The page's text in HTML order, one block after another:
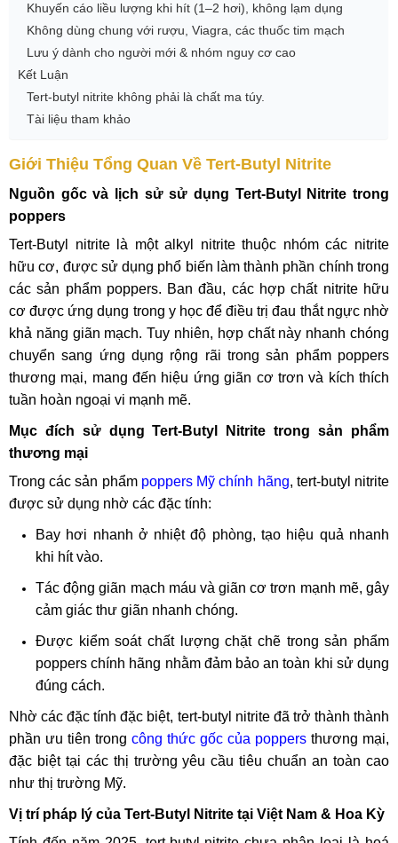
Khuyến cáo liều lượng khi hít (1–2 hơi), không lạm dụng
Không dùng chung với rượu, Viagra, các thuốc tim mạch
Lưu ý dành cho người mới & nhóm nguy cơ cao
Kết Luận
Tert-butyl nitrite không phải là chất ma túy.
Tài liệu tham khảo
Giới Thiệu Tổng Quan Về Tert-Butyl Nitrite
Nguồn gốc và lịch sử sử dụng Tert-Butyl Nitrite trong
poppers
Tert-Butyl nitrite là một alkyl nitrite thuộc nhóm các nitrite
hữu cơ, được sử dụng phổ biến làm thành phần chính trong
các sản phẩm poppers. Ban đầu, các hợp chất nitrite hữu
cơ được ứng dụng trong y học để điều trị đau thắt ngực nhờ
khả năng giãn mạch. Tuy nhiên, hợp chất này nhanh chóng
chuyển sang ứng dụng rộng rãi trong sản phẩm poppers
thương mại, mang đến hiệu ứng giãn cơ trơn và kích thích
tuần hoàn ngoại vi mạnh mẽ.
Mục đích sử dụng Tert-Butyl Nitrite trong sản phẩm
thương mại
Trong các sản phẩm poppers Mỹ chính hãng, tert-butyl nitrite
được sử dụng nhờ các đặc tính:
Bay hơi nhanh ở nhiệt độ phòng, tạo hiệu quả nhanh
khi hít vào.
Tác động giãn mạch máu và giãn cơ trơn mạnh mẽ, gây
cảm giác thư giãn nhanh chóng.
Được kiểm soát chất lượng chặt chẽ trong sản phẩm
poppers chính hãng nhằm đảm bảo an toàn khi sử dụng
đúng cách.
Nhờ các đặc tính đặc biệt, tert-butyl nitrite đã trở thành thành
phần ưu tiên trong công thức gốc của poppersthương mại,
đặc biệt tại các thị trường yêu cầu tiêu chuẩn an toàn cao
như thị trường Mỹ.
Vị trí pháp lý của Tert-Butyl Nitrite tại Việt Nam & Hoa Kỳ